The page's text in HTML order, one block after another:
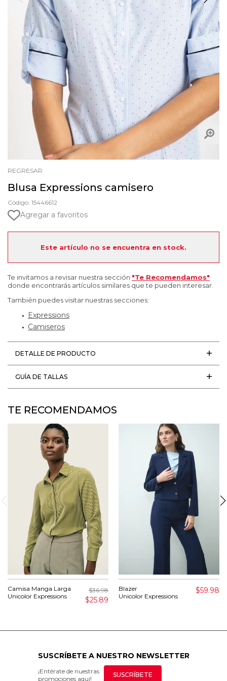
REGRESAR
Blusa Expressions camisero
Código: 15446612
Agregar a favoritos
Este artículo no se encuentra en stock.
Te invitamos a revisar nuestra sección "Te Recomendamos"
donde encontrarás artículos similares que te pueden interesar.
También puedes visitar nuestras secciones:
Expressions
Camiseros
DETALLE DE PRODUCTO
GUÍA DE TALLAS
TE RECOMENDAMOS
Camisa Manga Larga
Unicolor Expressions
$36.98
$25.89
Blazer
Unicolor Expressions
$59.98
SUSCRÍBETE A NUESTRO NEWSLETTER
¡Entérate de nuestras
promociones aquí!
SUSCRÍBETE